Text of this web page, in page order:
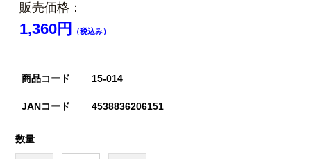
販売価格：
1,360円 （税込み）
商品コード 15-014
JANコード 4538836206151
数量